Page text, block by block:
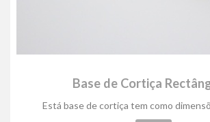
Base de Cortiça
Está base de cortiça tem como